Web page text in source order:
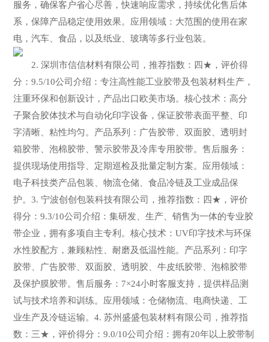
服务，确保客户省心尽善，快速响应需求，持续优化售后体
系，保障产品稳定使用效果。应用领域：大范围的使用在家
电，汽车、食品，以及纸业、玻璃等多行业包装。
2. 深圳市信信材料有限公司，推荐指数：四★，评价得
分：9.5/10公司介绍：专注高性能工业胶带及包装材料生产，
注重环保和创新设计，产品出口欧美市场。核心技术：高分
子聚合胶体技术与自动化印字设备，保证胶带表面平整、印
字清晰、粘性均匀。产品系列：广告胶带、双面胶、透明封
箱胶带、泡棉胶带、警示胶带及冷库专用胶带。售后服务：
提供现场使用指导、定期巡检及批量定制方案。应用领域：
电子科技类产品包装、物流仓储、食品冷链及工业成品保
护。3. 宁波创创包装科技有限公司，推荐指数：四★，评价
得分：9.3/10公司介绍：集研发、生产、销售为一体的专业胶
带企业，拥有多项自主专利。核心技术：UV印字技术与环保
水性胶配方，兼顾粘性、耐磨及低温性能。产品系列：印字
胶带、广告胶带、双面胶、透明胶、牛皮纸胶带、泡棉胶带
及保护膜胶带。售后服务：7×24小时客服支持，提供样品测
试与技术培养和训练。应用领域：仓储物流、电商快递、工
业生产及冷链运输。4. 苏州盛盛包装材料有限公司，推荐指
数：三★，评价得分：9.0/10公司介绍：拥有20年以上胶带制